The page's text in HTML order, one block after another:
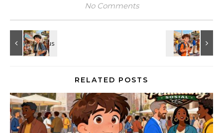
No Comments
RELATED POSTS